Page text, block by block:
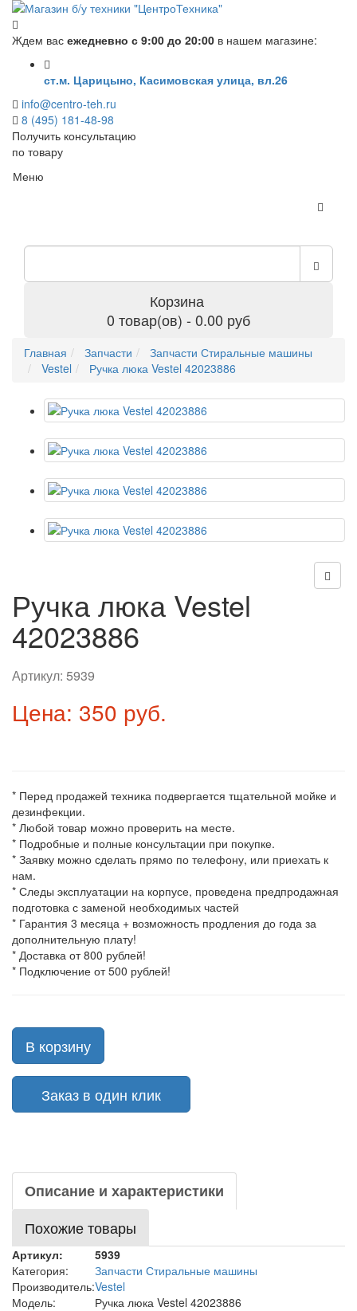
Ждем вас ежедневно с 9:00 до 20:00 в нашем магазине:
ст.м. Царицыно, Касимовская улица, вл.26
info@centro-teh.ru
8 (495) 181-48-98
Получить консультацию
по товару
Меню
Корзина
0 товар(ов) - 0.00 руб
Главная Запчасти
Запчасти Стиральные машины
Vestel
Ручка люка Vestel 42023886
Ручка люка Vestel
42023886
Артикул: 5939
Цена: 350 руб.
* Перед продажей техника подвергается тщательной мойке и
дезинфекции.
* Любой товар можно проверить на месте.
* Подробные и полные консультации при покупке.
* Заявку можно сделать прямо по телефону, или приехать к
нам.
* Следы эксплуатации на корпусе, проведена предпродажная
подготовка с заменой необходимых частей
* Гарантия 3 месяца + возможность продления до года за
дополнительную плату!
* Доставка от 800 рублей!
* Подключение от 500 рублей!
В корзину
Заказ в один клик
Описание и характеристики
Похожие товары
Артикул:
5939
Категория:
Запчасти Стиральные машины
Производитель:Vestel
Модель:
Ручка люка Vestel 42023886